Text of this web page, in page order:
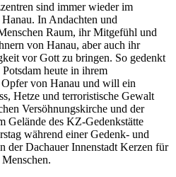
sind immer wieder im
In Andachten und
Raum, ihr Mitgefühl und
von Hanau, aber auch ihr
vor Gott zu bringen. So gedenkt
heute in ihrem
Opfer von Hanau und will ein
Hetze und terroristische Gewalt
Versöhnungskirche und der
Gelände des KZ-Gedenkstätte
während einer Gedenk- und
der Dachauer Innenstadt Kerzen für